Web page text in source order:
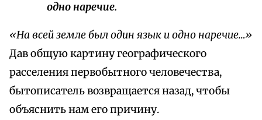
одно наречие.
«На всей земле был один язык и одно наречие…»
Дав общую картину географического
расселения первобытного человечества,
бытописатель возвращается назад, чтобы
объяснить нам его причину.